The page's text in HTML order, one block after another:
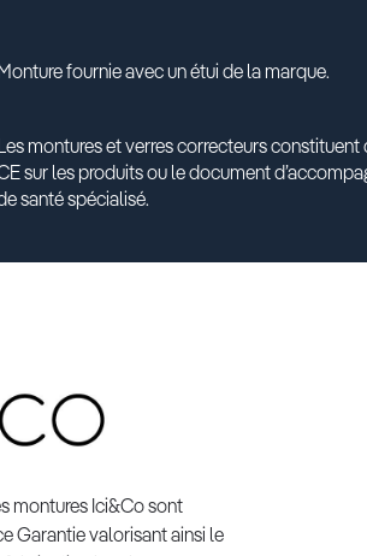
Monture fournie avec un étui de la marque.
Les montures et verres correcteurs
sur les produits ou le document
santé spécialisé.
montures Ici&Co sont
Garantie valorisant ainsi le